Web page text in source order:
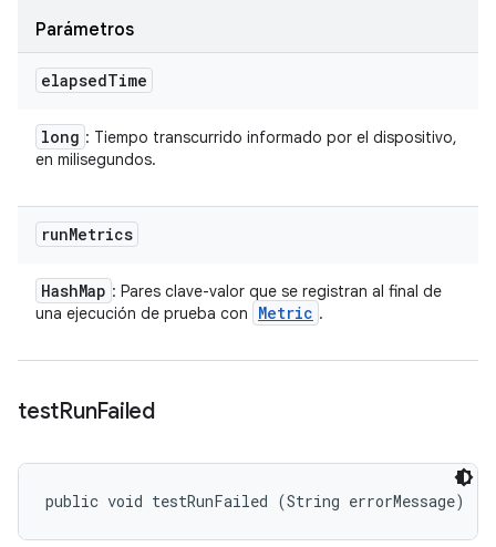
Parámetros
elapsedTime
long : Tiempo transcurrido informado por el dispositivo,
en milisegundos.
runMetrics
HashMap : Pares clave-valor que se registran al final de
una ejecución de prueba con
Metric .
testRunFailed
public void testRunFailed (String errorMessage)